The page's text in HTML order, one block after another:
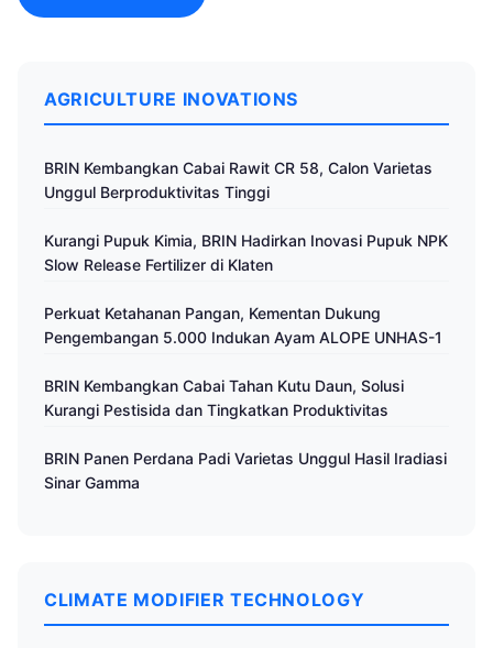
AGRICULTURE INOVATIONS
BRIN Kembangkan Cabai Rawit CR 58, Calon Varietas
Unggul Berproduktivitas Tinggi
Kurangi Pupuk Kimia, BRIN Hadirkan Inovasi Pupuk NPK
Slow Release Fertilizer di Klaten
Perkuat Ketahanan Pangan, Kementan Dukung
Pengembangan 5.000 Indukan Ayam ALOPE UNHAS-1
BRIN Kembangkan Cabai Tahan Kutu Daun, Solusi
Kurangi Pestisida dan Tingkatkan Produktivitas
BRIN Panen Perdana Padi Varietas Unggul Hasil Iradiasi
Sinar Gamma
CLIMATE MODIFIER TECHNOLOGY